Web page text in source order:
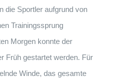
die Sportler aufgrund von
Trainingssprung
Morgen konnte der
Früh gestartet werden. Für
Winde, das gesamte